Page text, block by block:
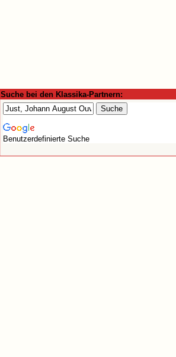
Suche bei den Klassika-Partnern:
Benutzerdefinierte Suche